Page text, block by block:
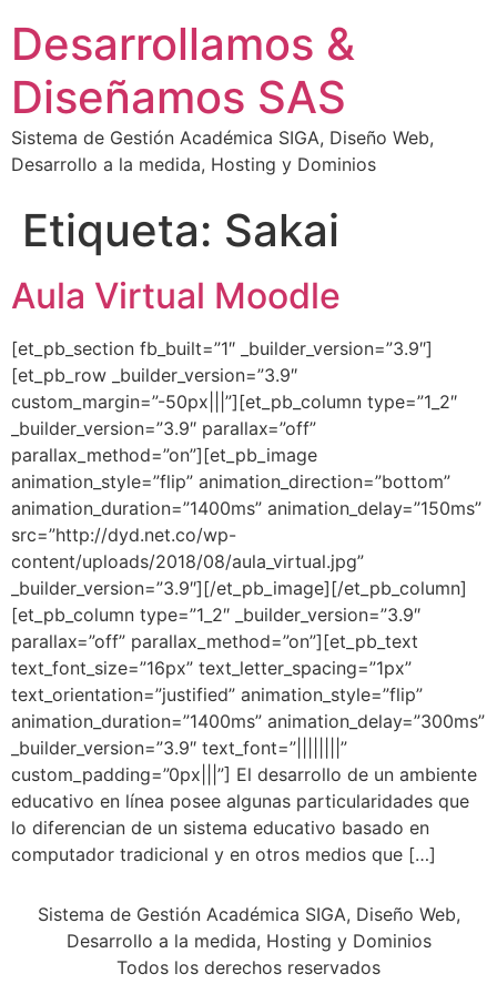
Desarrollamos &
Diseñamos SAS
Sistema de Gestión Académica SIGA, Diseño Web,
Desarrollo a la medida, Hosting y Dominios
Etiqueta: Sakai
Aula Virtual Moodle
[et_pb_section fb_built=”1″ _builder_version=”3.9″]
[et_pb_row _builder_version=”3.9″
custom_margin=”-50px|||”][et_pb_column type=”1_2″
_builder_version=”3.9″ parallax=”off”
parallax_method=”on”][et_pb_image
animation_style=”flip” animation_direction=”bottom”
animation_duration=”1400ms” animation_delay=”150ms”
src=”http://dyd.net.co/wp-
content/uploads/2018/08/aula_virtual.jpg”
_builder_version=”3.9″][/et_pb_image][/et_pb_column]
[et_pb_column type=”1_2″ _builder_version=”3.9″
parallax=”off” parallax_method=”on”][et_pb_text
text_font_size=”16px” text_letter_spacing=”1px”
text_orientation=”justified” animation_style=”flip”
animation_duration=”1400ms” animation_delay=”300ms”
_builder_version=”3.9″ text_font=”||||||||”
custom_padding=”0px|||”] El desarrollo de un ambiente
educativo en línea posee algunas particularidades que
lo diferencian de un sistema educativo basado en
computador tradicional y en otros medios que […]
Sistema de Gestión Académica SIGA, Diseño Web,
Desarrollo a la medida, Hosting y Dominios
Todos los derechos reservados